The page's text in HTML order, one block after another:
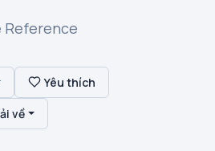
Yêu thích
về